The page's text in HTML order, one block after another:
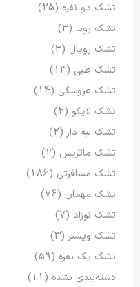
تشک دو نفره (25)
تشک رویا (3)
تشک رویال (3)
تشک طبی (13)
تشک عروسکی (14)
تشک لایکو (2)
تشک لبه دار (2)
تشک ماتریس (2)
تشک مسافرتی (186)
تشک مهمان (76)
تشک نوزاد (7)
تشک ویستر (3)
تشک یک نفره (59)
دسته‌بندی نشده (11)